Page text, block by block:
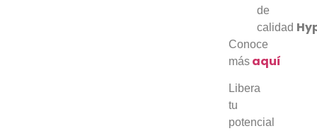
de
calidad
Conoce
más aquí
Libera
tu
potencial